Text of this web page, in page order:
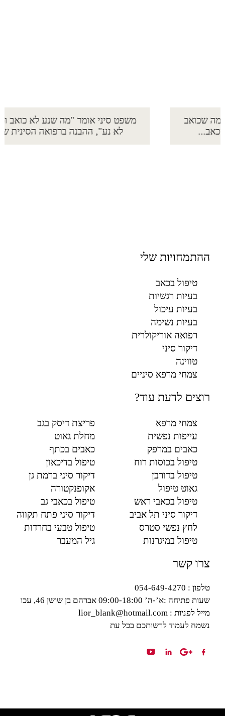
משפט סיני אומר "מה שנע לא כואב ומה שכואב
לא נע", ההבנה ברפואה הסינית שכאב...
ההתמחויות שלי
טיפול בכאב
בעיות רגשיות
בעיות עיכול
בעיות נשימה
רפואה אוריקולרית
דיקור סיני
טווינה
צמחי מרפא סיניים
רוצים לדעת עוד?
צמחי מרפא
פריצת דיסק בגב
עייפות נפשית
מחלת גאוט
כאבים במרפק
כאבים בכתף
טיפול בכוסות רוח
טיפול בדיכאון
טיפול בדורבן
דיקור סיני ברמת גן
גאוט טיפול
אקופנקטורה
טיפול בכאבי ראש
טיפול בכאבי גב
דיקור סיני תל אביב
דיקור סיני פתח תקווה
לחץ נפשי סטרס
טיפול טבעי בחרדות
טיפול במיגרנות
גיל המעבר
צרו קשר
טלפון : 054-649-4270
שעות פתיחה :א’-ה’ 09:00-18:00 אברהם בן שושן 46, עכו
מייל לפניות : lior_blank@hotmail.com
נשמח לעמוד לרשותכם בכל עת